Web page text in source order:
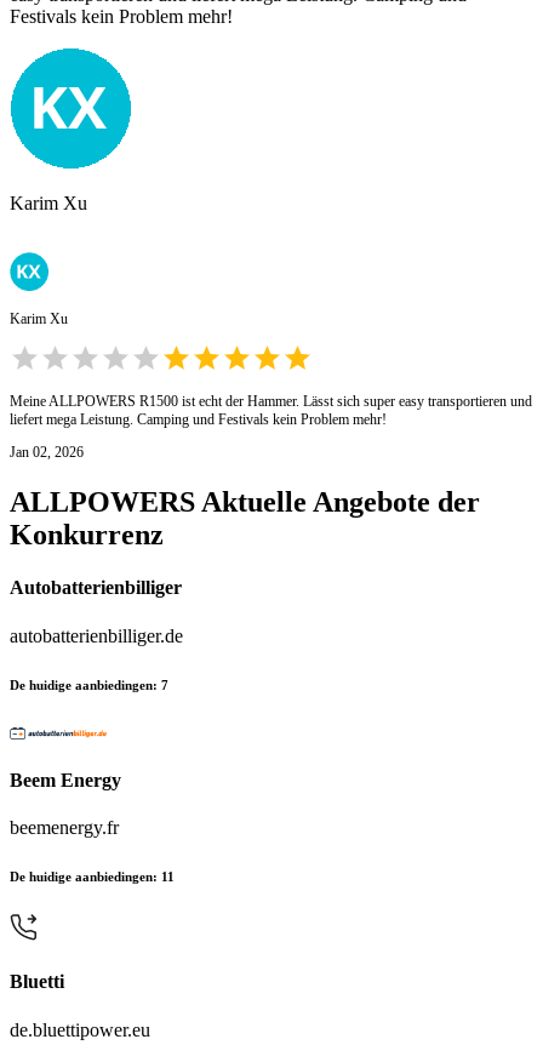
Festivals kein Problem mehr!
Karim Xu
Karim Xu
Meine ALLPOWERS R1500 ist echt der Hammer. Lässt sich super easy transportieren und
liefert mega Leistung. Camping und Festivals kein Problem mehr!
Jan 02, 2026
ALLPOWERS Aktuelle Angebote der
Konkurrenz
Autobatterienbilliger
autobatterienbilliger.de
De huidige aanbiedingen: 7
Beem Energy
beemenergy.fr
De huidige aanbiedingen: 11
Bluetti
de.bluettipower.eu